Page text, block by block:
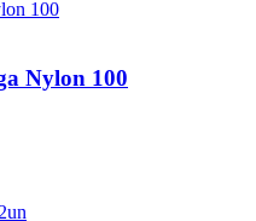
Nylon 100